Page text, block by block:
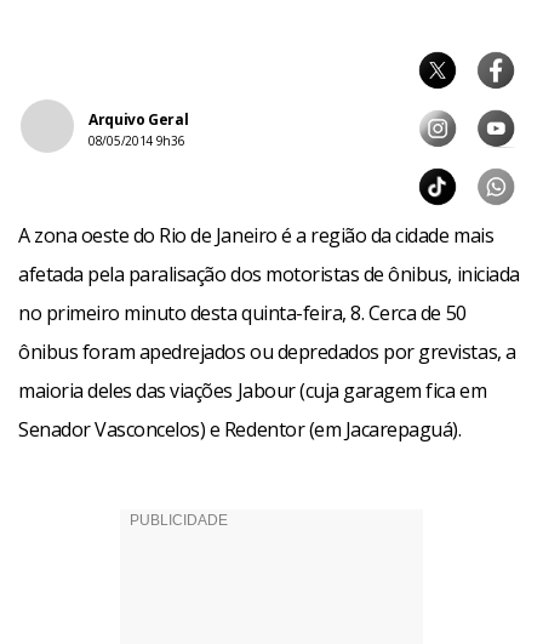
Arquivo Geral
08/05/2014 9h36
A zona oeste do Rio de Janeiro é a região da cidade mais
afetada pela paralisação dos motoristas de ônibus, iniciada
no primeiro minuto desta quinta-feira, 8. Cerca de 50
ônibus foram apedrejados ou depredados por grevistas, a
maioria deles das viações Jabour (cuja garagem fica em
Senador Vasconcelos) e Redentor (em Jacarepaguá).